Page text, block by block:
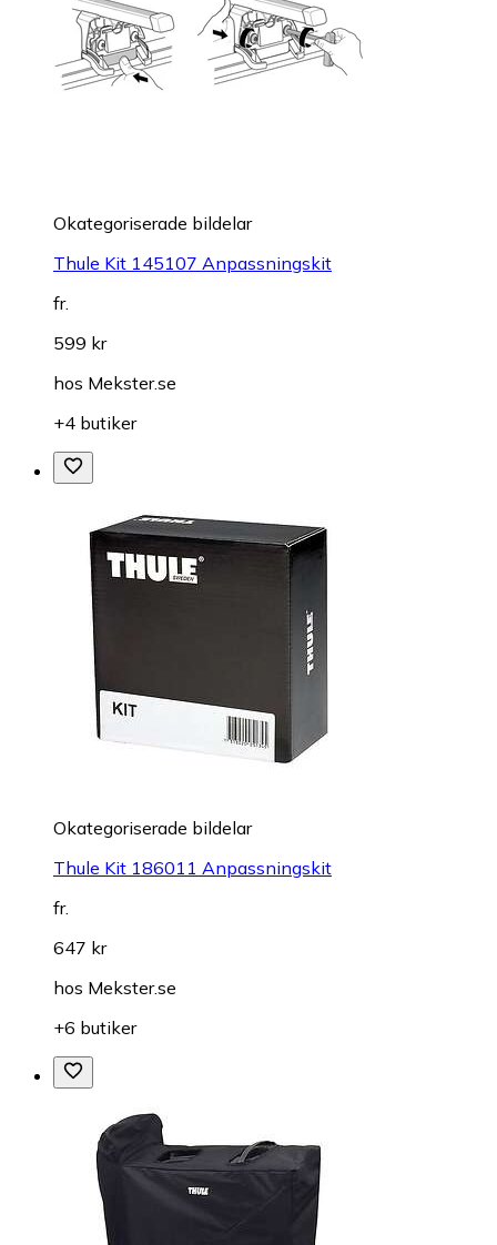
Okategoriserade bildelar
Thule Kit 145107 Anpassningskit
fr.
599 kr
hos Mekster.se
+4 butiker
Okategoriserade bildelar
Thule Kit 186011 Anpassningskit
fr.
647 kr
hos Mekster.se
+6 butiker